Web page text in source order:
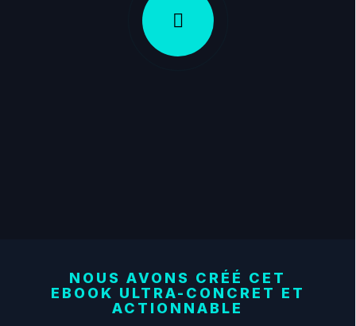
NOUS AVONS CRÉÉ CET
EBOOK ULTRA-CONCRET ET
ACTIONNABLE